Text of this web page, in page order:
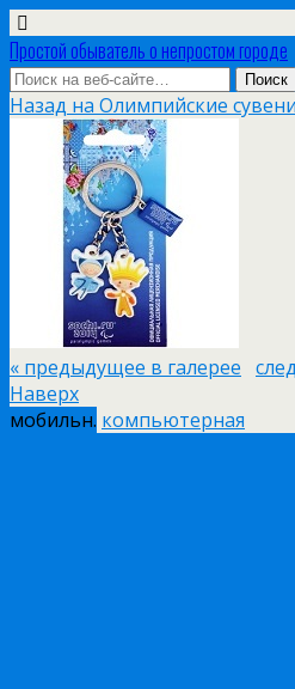
Простой обыватель о непростом городе
Назад на Олимпийские
« предыдущее в галерее
Наверх
мобильн. компьютерная